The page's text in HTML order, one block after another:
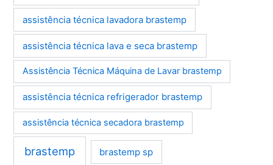
assistência técnica lavadora brastemp
assistência técnica lava e seca brastemp
Assistência Técnica Máquina de Lavar brastemp
assistência técnica refrigerador brastemp
assistência técnica secadora brastemp
brastemp brastemp sp